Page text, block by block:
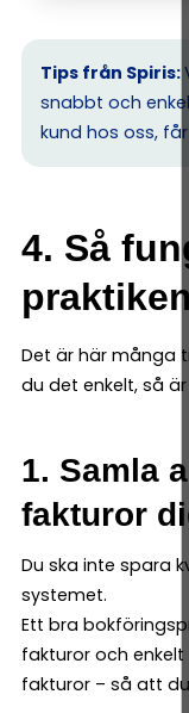
Tips från Spiris:
snabbt och
kund hos oss,
4. Så
Det är här många
du det enkelt, så
1. Samla
fakturor
Du ska inte spara
systemet.
Ett bra
fakturor och
fakturor – så att